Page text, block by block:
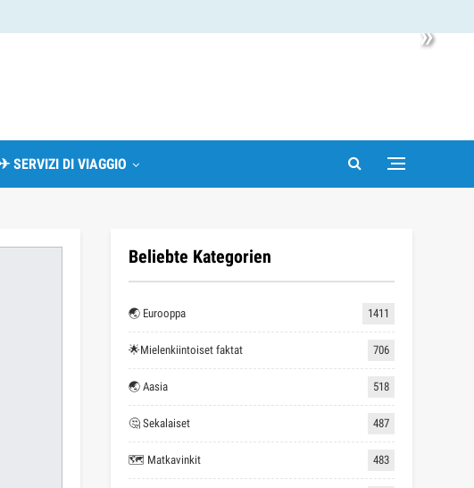
»
✈ SERVIZI DI VIAGGIO
Beliebte Kategorien
🌏 Eurooppa 1411
🌟Mielenkiintoiset faktat 706
🌏 Aasia 518
🤔 Sekalaiset 487
🗺 Matkavinkit 483